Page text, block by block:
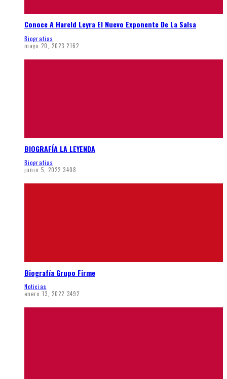
Conoce A Hareld Leyra El Nuevo Exponente De La Salsa
Biografias
mayo 20, 2023 2162
BIOGRAFÍA LA LEYENDA
Biografias
junio 5, 2022 3408
Biografía Grupo Firme
Noticias
enero 13, 2022 3492